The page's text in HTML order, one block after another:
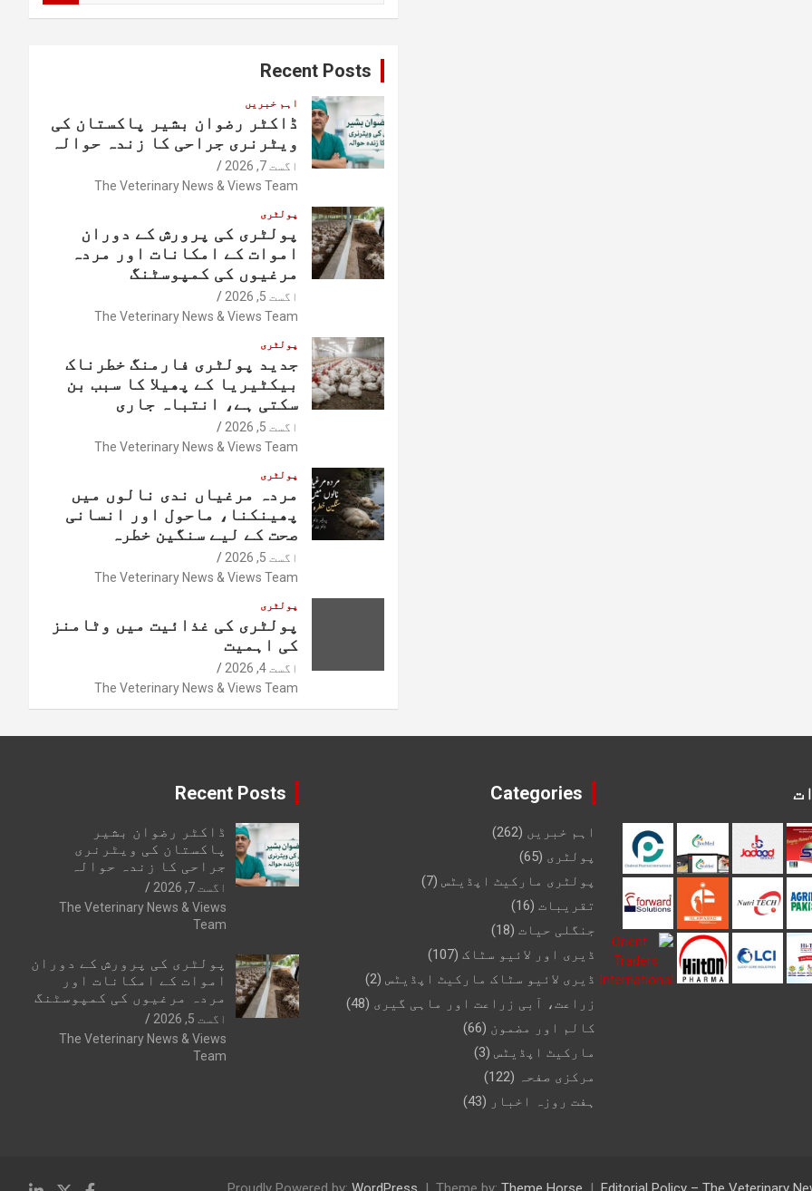
Recent Posts
اہم خبریں
ڈاکٹر رضوان بشیر پاکستان کی
ویٹرنری جراحی کا زندہ حوالہ
اگست 7, 2026
The Veterinary News & Views Team
پولٹری
پولٹری کی پرورش کے دوران
اموات کے امکانات اور مردہ
مرغیوں کی کمپوسٹنگ
اگست 5, 2026
The Veterinary News & Views Team
پولٹری
جدید پولٹری فارمنگ خطرناک
بیکٹیریا کے پھیلا کا سبب بن
سکتی ہے، انتباہ جاری
اگست 5, 2026
The Veterinary News & Views Team
پولٹری
مردہ مرغیاں ندی نالوں میں
پھینکنا، ماحول اور انسانی
صحت کے لیے سنگین خطرہ
اگست 5, 2026
The Veterinary News & Views Team
پولٹری
پولٹری کی غذائیت میں وٹامنز
کی اہمیت
اگست 4, 2026
The Veterinary News & Views Team
Categories
اہم خبریں (262)
پولٹری (65)
پولٹری مارکیٹ اپڈیٹس (7)
تقریبات (16)
جنگلی حیات (18)
ڈیری اور لائیو سٹاک (107)
ڈیری لائیو سٹاک مارکیٹ اپڈیٹس (2)
زراعت، آبی زراعت اور ماہی گیری (48)
کالم اور مضمون (66)
مارکیٹ اپڈیٹس (3)
مرکزی صفحہ (122)
ہفت روزہ اخبار (43)
Recent Posts
ڈاکٹر رضوان بشیر
پاکستان کی ویٹرنری
جراحی کا زندہ حوالہ
اگست 7, 2026
The Veterinary News & Views
Team
پولٹری کی پرورش کے دوران
اموات کے امکانات اور
مردہ مرغیوں کی کمپوسٹنگ
اگست 5, 2026
The Veterinary News & Views
Team